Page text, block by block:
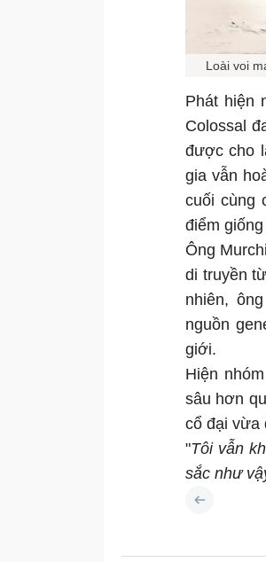
Loài voi
Phát hiện
Colossal
được cho
gia vẫn
cuối cùng
điểm
Ông
di truyền
nhiên,
nguồn
giới.
Hiện
sâu hơn
cổ đại vừa
"Tôi vẫn
sắc như